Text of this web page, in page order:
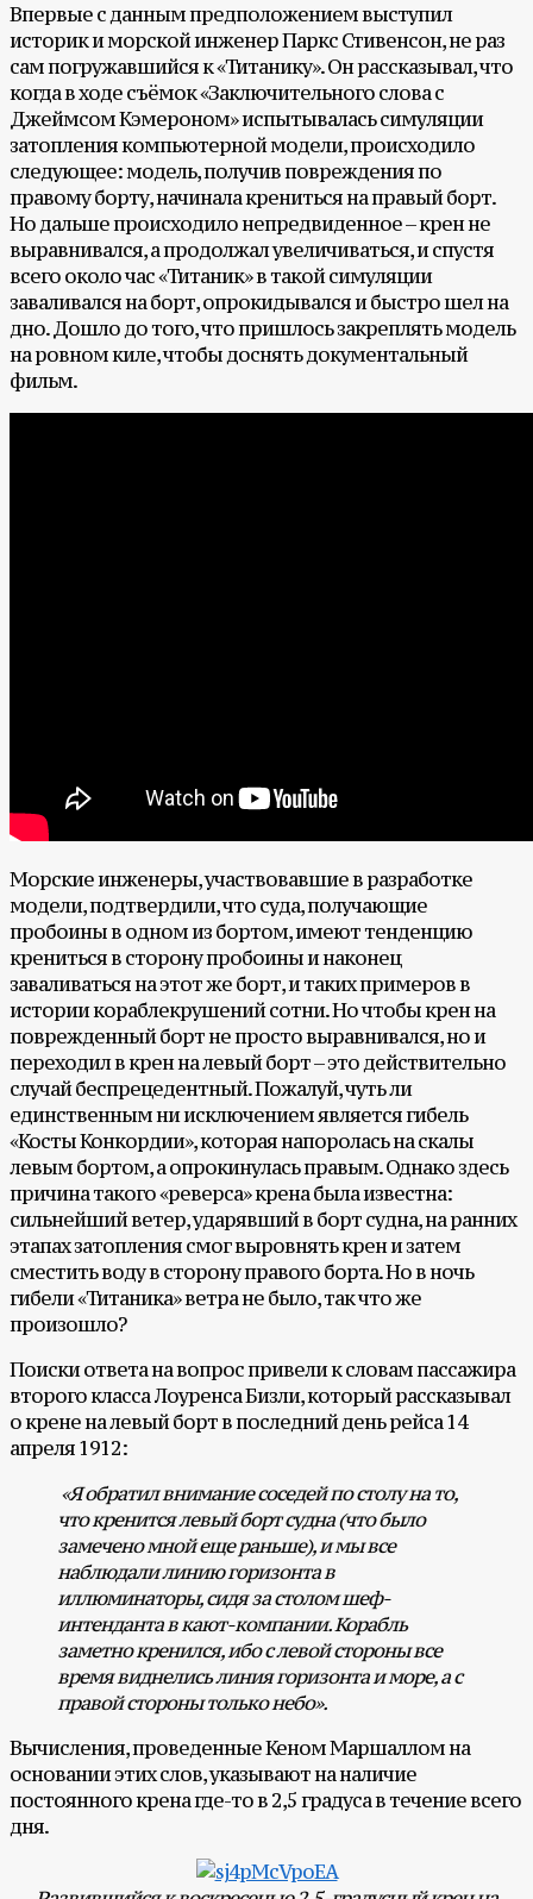
Впервые с данным предположением выступил
историк и морской инженер Паркс Стивенсон, не раз
сам погружавшийся к «Титанику». Он рассказывал, что
когда в ходе съёмок «Заключительного слова с
Джеймсом Кэмероном» испытывалась симуляции
затопления компьютерной модели, происходило
следующее: модель, получив повреждения по
правому борту, начинала крениться на правый борт.
Но дальше происходило непредвиденное – крен не
выравнивался, а продолжал увеличиваться, и спустя
всего около час «Титаник» в такой симуляции
заваливался на борт, опрокидывался и быстро шел на
дно. Дошло до того, что пришлось закреплять модель
на ровном киле, чтобы доснять документальный
фильм.
Морские инженеры, участвовавшие в разработке
модели, подтвердили, что суда, получающие
пробоины в одном из бортом, имеют тенденцию
крениться в сторону пробоины и наконец
заваливаться на этот же борт, и таких примеров в
истории кораблекрушений сотни. Но чтобы крен на
поврежденный борт не просто выравнивался, но и
переходил в крен на левый борт – это действительно
случай беспрецедентный. Пожалуй, чуть ли
единственным ни исключением является гибель
«Косты Конкордии», которая напоролась на скалы
левым бортом, а опрокинулась правым. Однако здесь
причина такого «реверса» крена была известна:
сильнейший ветер, ударявший в борт судна, на ранних
этапах затопления смог выровнять крен и затем
сместить воду в сторону правого борта. Но в ночь
гибели «Титаника» ветра не было, так что же
произошло?
Поиски ответа на вопрос привели к словам пассажира
второго класса Лоуренса Бизли, который рассказывал
о крене на левый борт в последний день рейса 14
апреля 1912:
«Я обратил внимание соседей по столу на то,
что кренится левый борт судна (что было
замечено мной еще раньше), и мы все
наблюдали линию горизонта в
иллюминаторы, сидя за столом шеф-
интенданта в кают-компании. Корабль
заметно кренился, ибо с левой стороны все
время виднелись линия горизонта и море, а с
правой стороны только небо».
Вычисления, проведенные Кеном Маршаллом на
основании этих слов, указывают на наличие
постоянного крена где-то в 2,5 градуса в течение всего
дня.